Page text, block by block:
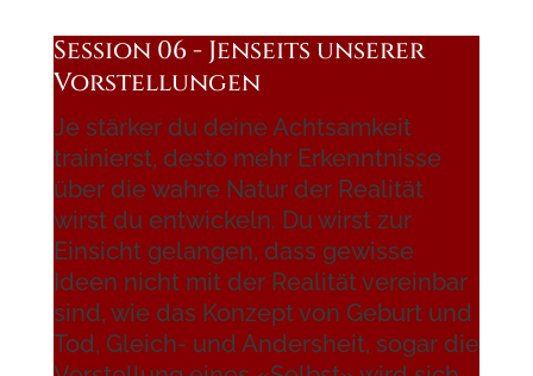
Session 06 - Jenseits unserer
Vorstellungen
Je stärker du deine Achtsamkeit
trainierst, desto mehr Erkenntnisse
über die wahre Natur der Realität
wirst du entwickeln. Du wirst zur
Einsicht gelangen, dass gewisse
Ideen nicht mit der Realität vereinbar
sind, wie das Konzept von Geburt und
Tod, Gleich- und Andersheit, sogar die